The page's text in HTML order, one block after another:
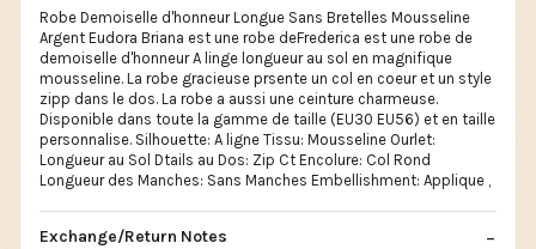
Robe Demoiselle d'honneur Longue Sans Bretelles Mousseline
Argent Eudora Briana est une robe deFrederica est une robe de
demoiselle d'honneur A linge longueur au sol en magnifique
mousseline. La robe gracieuse prsente un col en coeur et un style
zipp dans le dos. La robe a aussi une ceinture charmeuse.
Disponible dans toute la gamme de taille (EU30 EU56) et en taille
personnalise. Silhouette: A ligne Tissu: Mousseline Ourlet:
Longueur au Sol Dtails au Dos: Zip Ct Encolure: Col Rond
Longueur des Manches: Sans Manches Embellishment: Applique ,
Exchange/Return Notes